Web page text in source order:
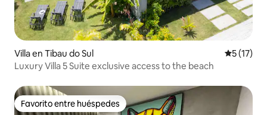
Villa en Tibau do Sul
5 (17)
Luxury Villa 5 Suite exclusive access to the beach
Favorito entre huéspedes
Favorito entre huéspedes